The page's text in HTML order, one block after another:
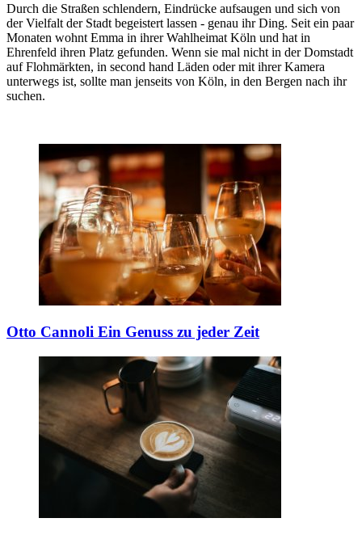
Durch die Straßen schlendern, Eindrücke aufsaugen und sich von
der Vielfalt der Stadt begeistert lassen - genau ihr Ding. Seit ein paar
Monaten wohnt Emma in ihrer Wahlheimat Köln und hat in
Ehrenfeld ihren Platz gefunden. Wenn sie mal nicht in der Domstadt
auf Flohmärkten, in second hand Läden oder mit ihrer Kamera
unterwegs ist, sollte man jenseits von Köln, in den Bergen nach ihr
suchen.
Otto Cannoli Ein Genuss zu jeder Zeit